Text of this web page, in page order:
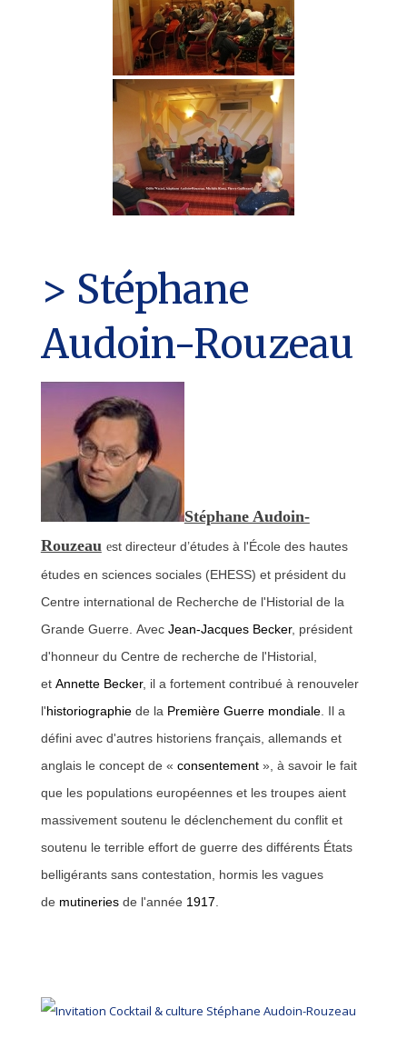
> Stéphane
Audoin-Rouzeau
Stéphane Audoin-
Rouzeau est directeur d’études à l'École des hautes
études en sciences sociales (EHESS) et président du
Centre international de Recherche de l'Historial de la
Grande Guerre. Avec Jean-Jacques Becker, président
d'honneur du Centre de recherche de l'Historial,
et Annette Becker, il a fortement contribué à renouveler
l'historiographie de la Première Guerre mondiale. Il a
défini avec d'autres historiens français, allemands et
anglais le concept de « consentement», à savoir le fait
que les populations européennes et les troupes aient
massivement soutenu le déclenchement du conflit et
soutenu le terrible effort de guerre des différents États
belligérants sans contestation, hormis les vagues
de mutineries de l'année 1917